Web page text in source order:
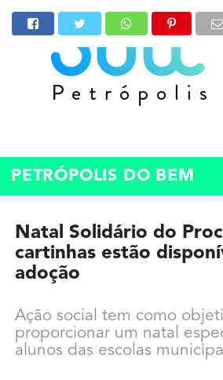
PETRÓPOLIS DO BEM
Natal Solidário do
cartinhas estão
adoção
Ação social tem como
proporcionar um natal
alunos das escolas